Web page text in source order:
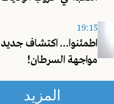
19:15
اطمئنوا... اكتشاف
مواجهة السرطان!
المزيد